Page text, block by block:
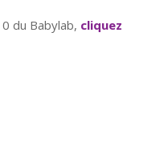
du Babylab, cliquez